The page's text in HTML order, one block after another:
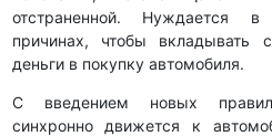
отстраненной. Нуждается в
причинах, чтобы вкладывать
деньги в покупку автомобиля.
С введением новых
синхронно движется к